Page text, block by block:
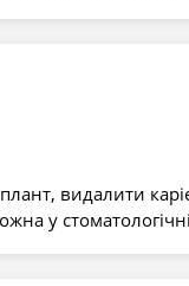
видалити
у